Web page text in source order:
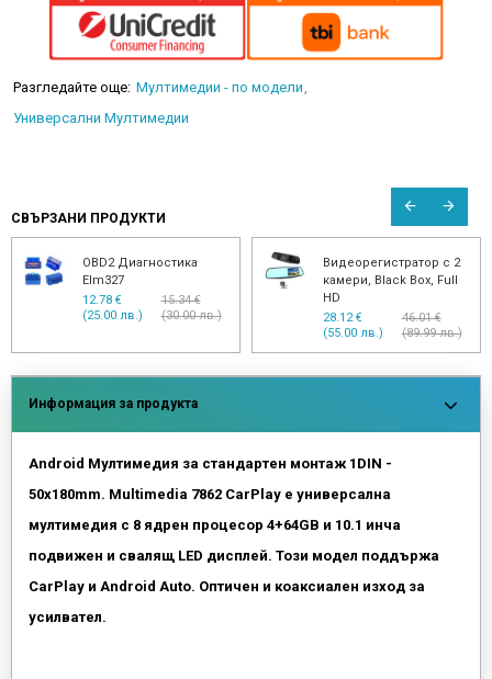
Разгледайте още: Мултимедии - по модели
Универсални Мултимедии
СВЪРЗАНИ ПРОДУКТИ
OBD2 Диагностика
Elm327
12.78 €
(25.00 лв.)
15.34 €
(30.00 лв.)
Видеорегистратор с 2
камери, Black Box, Full
HD
28.12 €
(55.00 лв.)
46.01 €
(89.99 лв.)
Информация за продукта
Android Мултимедия за стандартен монтаж 1DIN -
50x180mm. Multimedia 7862 CarPlay е универсална
мултимедия с 8 ядрен процесор 4+64GB и 10.1 инча
подвижен и свалящ LED дисплей. Този модел поддържа
CarPlay и Android Auto. Оптичен и коаксиален изход за
усилвател.